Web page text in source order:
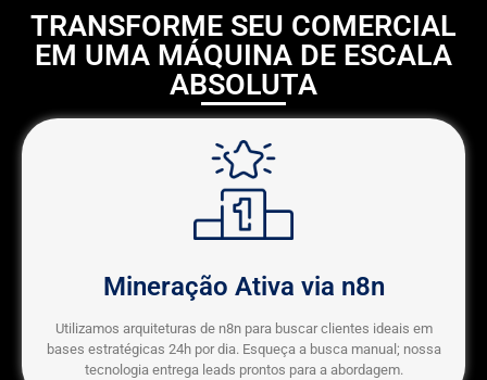
TRANSFORME SEU COMERCIAL
EM UMA MÁQUINA DE ESCALA
ABSOLUTA
Mineração Ativa via n8n
Utilizamos arquiteturas de n8n para buscar clientes ideais em
bases estratégicas 24h por dia. Esqueça a busca manual; nossa
tecnologia entrega leads prontos para a abordagem.